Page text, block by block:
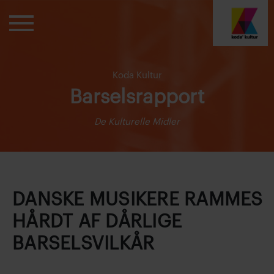
Koda Kultur
Barselsrapport
De Kulturelle Midler
DANSKE MUSIKERE RAMMES
HÅRDT AF DÅRLIGE
BARSELSVILKÅR